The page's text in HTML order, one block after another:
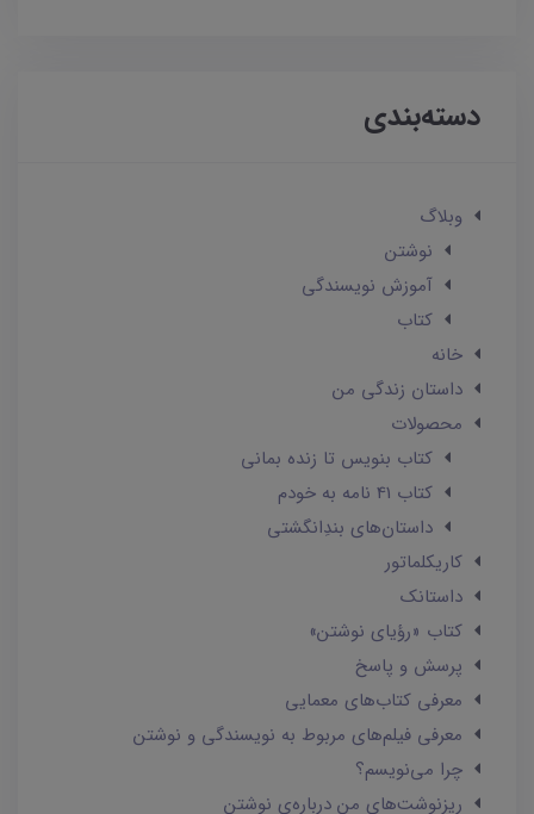
دسته‌بندی
وبلاگ
نوشتن
آموزش نویسندگی
کتاب
خانه
داستان زندگی من
محصولات
کتاب بنویس تا زنده بمانی
کتاب 41 نامه به خودم
داستان‌های بندِانگشتی
کاریکلماتور
داستانک‌
کتاب «رؤیای نوشتن»
پرسش و پاسخ
معرفی کتاب‌های معمایی
معرفی فیلم‌های مربوط به نویسندگی و نوشتن
چرا می‌نویسم؟
ریزنوشت‌های من درباره‌ی نوشتن